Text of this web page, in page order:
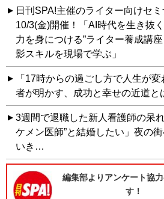
日刊SPA!主催のライター向けセ
10/3(金)開催！「AI時代を生き抜
力を身につける”ライター養成講
影スキルを現場で学ぶ」
「17時からの過ごし方で人生が
者が明かす、成功と幸せの近道と
3週間で退職した新人看護師の呆
ケメン医師”と結婚したい」夜の
いき…